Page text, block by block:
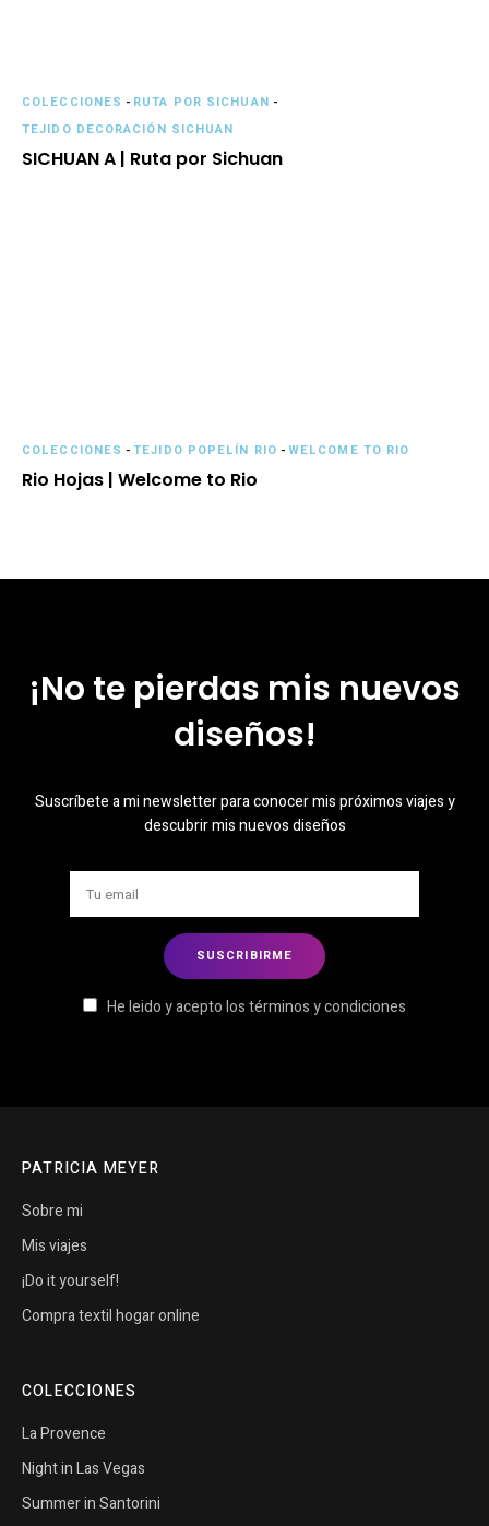
COLECCIONES - RUTA POR SICHUAN -
TEJIDO DECORACIÓN SICHUAN
SICHUAN A | Ruta por Sichuan
COLECCIONES -TEJIDO POPELÍN RIO -WELCOME TO RIO
Rio Hojas | Welcome to Rio
¡No te pierdas mis nuevos
diseños!
Suscríbete a mi newsletter para conocer mis próximos viajes y
descubrir mis nuevos diseños
He leido y acepto los términos y condiciones
PATRICIA MEYER
Sobre mi
Mis viajes
¡Do it yourself!
Compra textil hogar online
COLECCIONES
La Provence
Night in Las Vegas
Summer in Santorini